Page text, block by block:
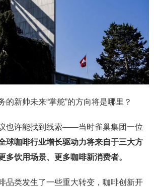
的新帅未来“掌舵”的方向将是哪里？
也许能找到线索——当时雀巢集团一位
球咖啡行业增长驱动力将来自于三大方
多饮用场景、更多咖啡新消费者。
品类发生了一些重大转变，咖啡创新开